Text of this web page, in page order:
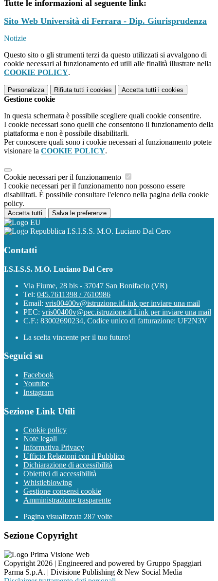
Tutte le informazioni al seguente link:
Sito Web Università di Ferrara - Dip. Giurisprudenza
Notizie
Questo sito o gli strumenti terzi da questo utilizzati si avvalgono di
cookie necessari al funzionamento ed utili alle finalità illustrate nella
COOKIE POLICY.
Personalizza Rifiuta tutti i cookies Accetta tutti i cookies
Gestione cookie
In questa schermata è possibile scegliere quali cookie consentire.
I cookie necessari sono quelli che consentono il funzionamento della
piattaforma e non è possibile disabilitarli.
Per conoscere quali sono i cookie necessari al funzionamento potete
visionare la COOKIE POLICY.
Cookie necessari per il funzionamento
I cookie necessari per il funzionamento non possono essere
disabilitati. È possibile consultare l'elenco nella pagina della cookie
policy.
Accetta tutti Salva le preferenze
I.S.I.S.S. M.O. Luciano Dal Cero
Contatti
I.S.I.S.S. M.O. Luciano Dal Cero
Via Fiume, 28 bis - 37047 San Bonifacio (VR)
Tel: 045.7611398 / 7610986
Email: vris00400v@istruzione.itLink per inviare una mail
PEC: vris00400v@pec.istruzione.it Link per inviare una mail
C.F.: 83002690234, Codice unico di fatturazione: UF2N3V
La scelta vincente per il tuo futuro!
Seguici su
Facebook
Youtube
Instagram
Sezione Link Utili
Cookie policy
Note legali
Informativa Privacy
Ufficio Relazioni con il Pubblico
Dichiarazione di accessibilità
Obiettivi di accessibilità
Whistleblowing
Gestione consensi cookie
Amministrazione trasparente
Pagina visualizzata 287 volte
Sezione Copyright
Copyright 2026 | Engineered and powered by Gruppo Spaggiari
Parma S.p.A. | Divisione Publishing & New Social Media